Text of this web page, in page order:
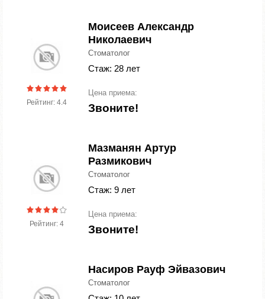
Рейтинг: 4.4
Моисеев Александр
Николаевич
Стоматолог
Стаж: 28 лет
Цена приема:
Звоните!
Рейтинг: 4
Мазманян Артур
Размикович
Стоматолог
Стаж: 9 лет
Цена приема:
Звоните!
Насиров Рауф Эйвазович
Стоматолог